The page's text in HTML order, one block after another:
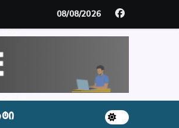
რუსი ტურისტებისთვის, ჩვენი
ნანუკა ჟორჟოლიანს
საერთაშორისო
08/08/2026